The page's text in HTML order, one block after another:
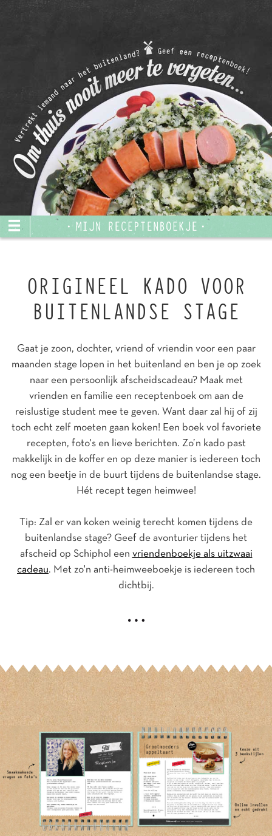
ORIGINEEL KADO VOOR
BUITENLANDSE STAGE
Gaat je zoon, dochter, vriend of vriendin voor een paar
maanden stage lopen in het buitenland en ben je op zoek
naar een persoonlijk afscheidscadeau? Maak met
vrienden en familie een receptenboek om aan de
reislustige student mee te geven. Want daar zal hij of zij
toch echt zelf moeten gaan koken! Een boek vol favoriete
recepten, foto's en lieve berichten. Zo’n kado past
makkelijk in de koffer en op deze manier is iedereen toch
nog een beetje in de buurt tijdens de buitenlandse stage.
Hét recept tegen heimwee!
Tip: Zal er van koken weinig terecht komen tijdens de
buitenlandse stage? Geef de avonturier tijdens het
afscheid op Schiphol een vriendenboekje als uitzwaai
cadeau. Met zo'n anti-heimweeboekje is iedereen toch
dichtbij.